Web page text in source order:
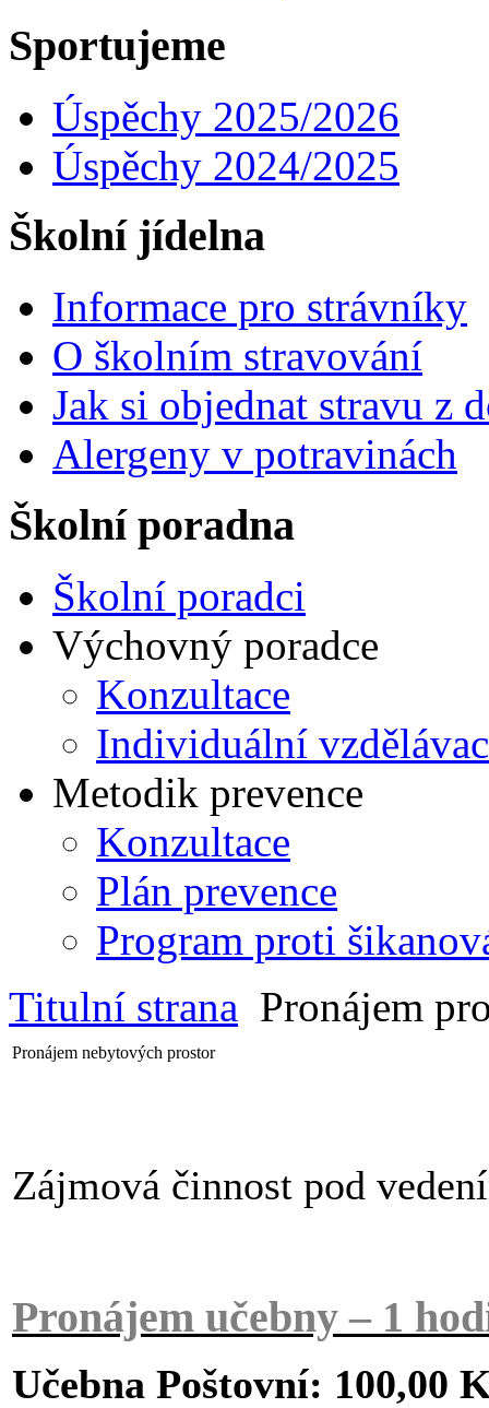
Sportujeme
Úspěchy 2025/2026
Úspěchy 2024/2025
Školní jídelna
Informace pro strávníky
O školním stravování
Jak si objednat stravu z
Alergeny v potravinách
Školní poradna
Školní poradci
Výchovný poradce
Konzultace
Individuální
Metodik prevence
Konzultace
Plán prevence
Program proti
Titulní strana Pronájem
Pronájem nebytových prostor
Zájmová činnost pod
Pronájem učebny – 1
Učebna Poštovní: 100,00